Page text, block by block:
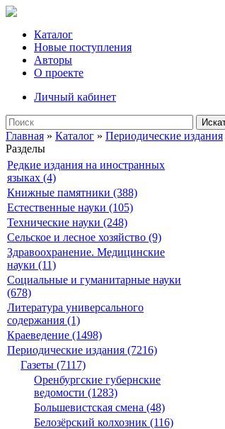
Каталог
Новые поступления
Авторы
О проекте
Личный кабинет
Главная » Каталог » Периодические издания
Разделы
Редкие издания на иностранных
языках (4)
Книжные памятники (388)
Естественные науки (105)
Технические науки (248)
Сельское и лесное хозяйство (9)
Здравоохранение. Медицинские
науки (11)
Социальные и гуманитарные науки
(678)
Литература универсального
содержания (1)
Краеведение (1498)
Периодические издания (7216)
Газеты (7117)
Оренбургские губернские
ведомости (1283)
Большевистская смена (48)
Белозёрский колхозник (116)